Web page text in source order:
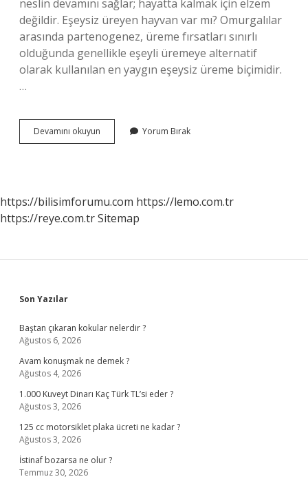
neslin devamını sağlar; hayatta kalmak için elzem
değildir. Eşeysiz üreyen hayvan var mı? Omurgalılar
arasında partenogenez, üreme fırsatları sınırlı
olduğunda genellikle eşeyli üremeye alternatif
olarak kullanılan en yaygın eşeysiz üreme biçimidir.
…
Devamını okuyun
Canlı
Yorum Bırak
https://bilisimforumu.com https://lemo.com.tr
https://reye.com.trSitemap
Sidebar
Son Yazılar
Baştan çıkaran kokular nelerdir ?
Ağustos 6, 2026
Avam konuşmak ne demek ?
Ağustos 4, 2026
1.000 Kuveyt Dinarı Kaç Türk TL’si eder ?
Ağustos 3, 2026
125 cc motorsiklet plaka ücreti ne kadar ?
Ağustos 3, 2026
İstinaf bozarsa ne olur ?
Temmuz 30, 2026